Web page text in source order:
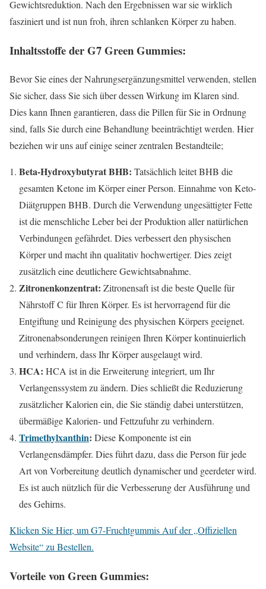
Gewichtsreduktion. Nach den Ergebnissen war sie wirklich
fasziniert und ist nun froh, ihren schlanken Körper zu haben.
Inhaltsstoffe der G7 Green Gummies:
Bevor Sie eines der Nahrungsergänzungsmittel verwenden, stellen
Sie sicher, dass Sie sich über dessen Wirkung im Klaren sind.
Dies kann Ihnen garantieren, dass die Pillen für Sie in Ordnung
sind, falls Sie durch eine Behandlung beeinträchtigt werden. Hier
beziehen wir uns auf einige seiner zentralen Bestandteile;
Beta-Hydroxybutyrat BHB: Tatsächlich leitet BHB die
gesamten Ketone im Körper einer Person. Einnahme von Keto-
Diätgruppen BHB. Durch die Verwendung ungesättigter Fette
ist die menschliche Leber bei der Produktion aller natürlichen
Verbindungen gefährdet. Dies verbessert den physischen
Körper und macht ihn qualitativ hochwertiger. Dies zeigt
zusätzlich eine deutlichere Gewichtsabnahme.
Zitronenkonzentrat: Zitronensaft ist die beste Quelle für
Nährstoff C für Ihren Körper. Es ist hervorragend für die
Entgiftung und Reinigung des physischen Körpers geeignet.
Zitronenabsonderungen reinigen Ihren Körper kontinuierlich
und verhindern, dass Ihr Körper ausgelaugt wird.
HCA: HCA ist in die Erweiterung integriert, um Ihr
Verlangenssystem zu ändern. Dies schließt die Reduzierung
zusätzlicher Kalorien ein, die Sie ständig dabei unterstützen,
übermäßige Kalorien- und Fettzufuhr zu verhindern.
Trimethylxanthin: Diese Komponente ist ein
Verlangensdämpfer. Dies führt dazu, dass die Person für jede
Art von Vorbereitung deutlich dynamischer und geerdeter wird.
Es ist auch nützlich für die Verbesserung der Ausführung und
des Gehirns.
Klicken Sie Hier, um G7-Fruchtgummis Auf der „Offiziellen
Website“ zu Bestellen.
Vorteile von Green Gummies: